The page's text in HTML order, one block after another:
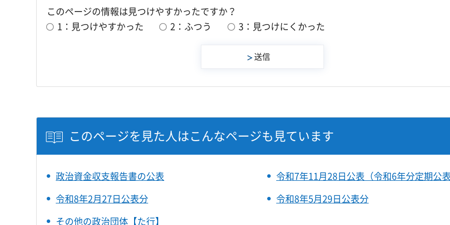
このページの情報は見つけやすかったですか？
1：見つけやすかった
2：ふつう 3：見つけにくかった
このページを見た人はこんなページも見ています
政治資金収支報告書の公表
令和7年11月28日公表（令和6年分定期公
令和8年2月27日公表分
令和8年5月29日公表分
その他の政治団体【た行】